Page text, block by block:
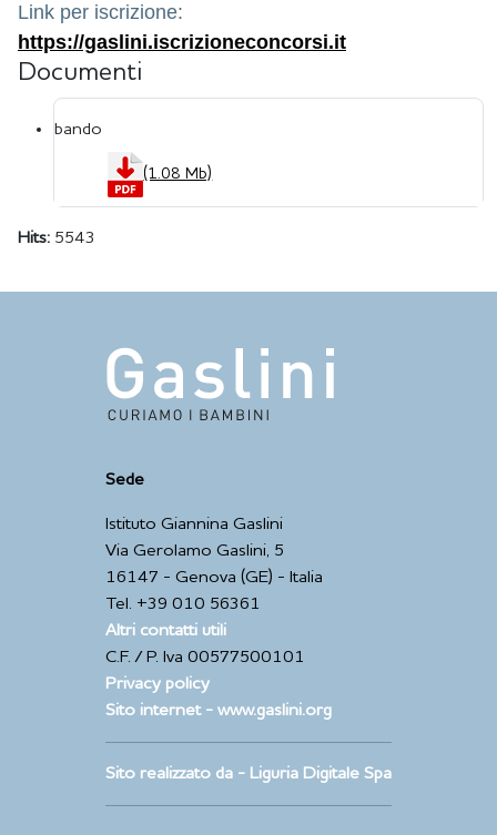
Link per iscrizione:
https://gaslini.iscrizioneconcorsi.it
Documenti
bando
(1.08 Mb)
Hits: 5543
Sede
Istituto Giannina Gaslini
Via Gerolamo Gaslini, 5
16147 - Genova (GE) - Italia
Tel. +39 010 56361
Altri contatti utili
C.F. / P. Iva 00577500101
Privacy policy
Sito internet - www.gaslini.org
Sito realizzato da - Liguria Digitale Spa